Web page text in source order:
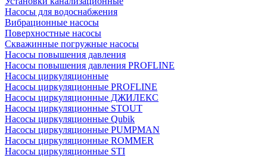
Насосы для водоснабжения
Вибрационные насосы
Поверхностные насосы
Скважинные погружные насосы
Насосы повышения давления
Насосы повышения давления PROFLINE
Насосы циркуляционные
Насосы циркуляционные PROFLINE
Насосы циркуляционные ДЖИЛЕКС
Насосы циркуляционные STOUT
Насосы циркуляционные Qubik
Насосы циркуляционные PUMPMAN
Насосы циркуляционные ROMMER
Насосы циркуляционные STI